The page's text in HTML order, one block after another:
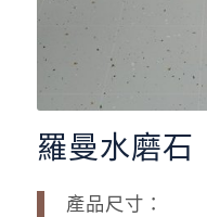
羅曼水磨石
產品尺寸：